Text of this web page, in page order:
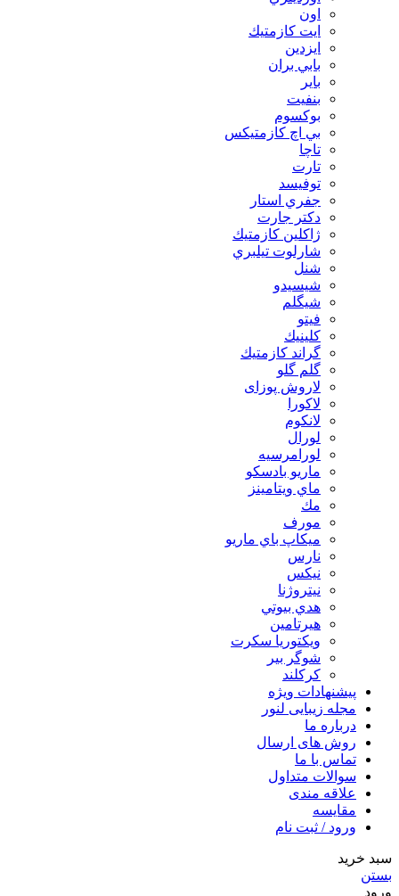
اون
ايت كازمتيك
ايزدين
بابي بران
بایر
بنفيت
بوكسوم
بي اچ كازمتيكس
تاچا
تارت
توفيسد
جفري استار
دكتر جارت
ژاكلين كازمتيك
شارلوت تيلبري
شنل
شيسيدو
شیگلم
فيتو
كلينيك
گراند كازمتيك
گلم گلو
لاروش پوزای
لاكورا
لانكوم
لورال
لورامرسيه
ماريو بادسكو
ماي ويتامينز
مك
مورف
ميكاپ باي ماريو
نارس
نيكس
نیتروژنا
هدي بيوتي
هیرتامین
ویکتوریا سکرت
شوگر بير
کرکلند
پیشنهادات ویژه
مجله زیبایی لنور
درباره ما
روش های ارسال
تماس با ما
سوالات متداول
علاقه مندی
مقایسه
ورود / ثبت نام
سبد خرید
بستن
ورود